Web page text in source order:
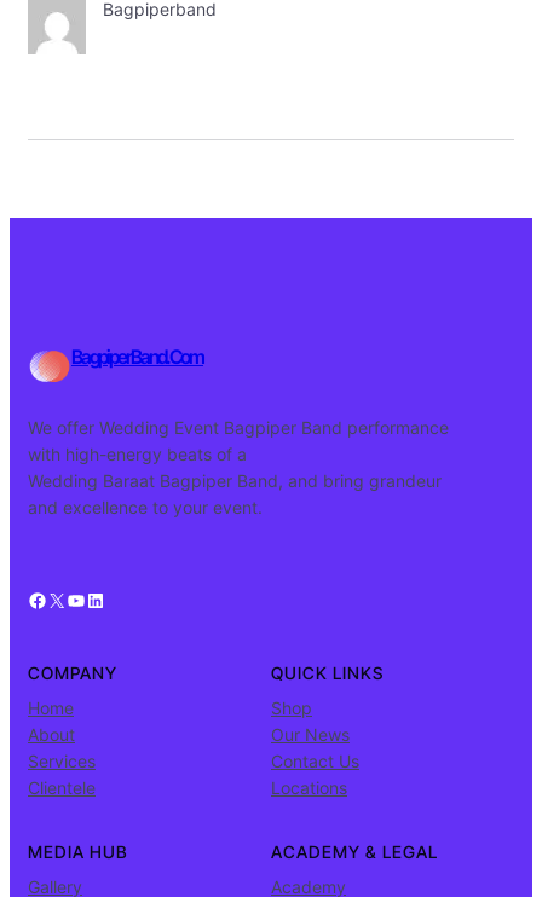
Bagpiperband
BagpiperBand.Com
We offer Wedding Event Bagpiper Band performance
with high-energy beats of a
Wedding Baraat Bagpiper Band, and bring grandeur
and excellence to your event.
Facebook X YouTube LinkedIn
COMPANY
Home
About
Services
Clientele
QUICK LINKS
Shop
Our News
Contact Us
Locations
MEDIA HUB
Gallery
ACADEMY & LEGAL
Academy